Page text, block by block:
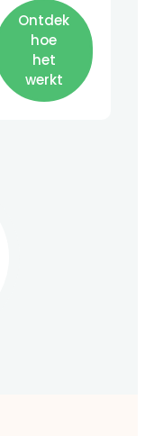
Ontdek
hoe
het
werkt